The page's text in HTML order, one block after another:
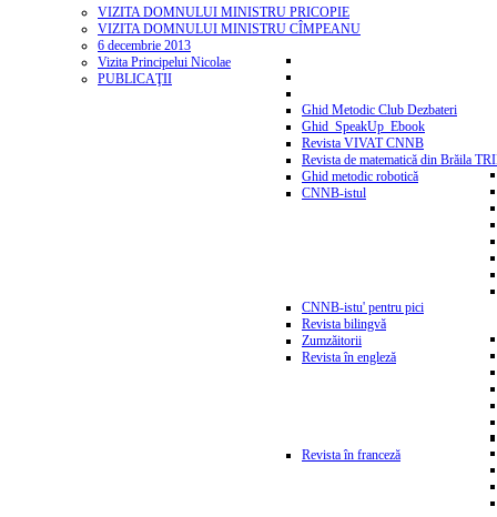
VIZITA DOMNULUI MINISTRU PRICOPIE
VIZITA DOMNULUI MINISTRU CÎMPEANU
6 decembrie 2013
Vizita Principelui Nicolae
PUBLICAŢII
Ghid Metodic Club Dezbateri
Ghid_SpeakUp_Ebook
Revista VIVAT CNNB
Revista de matematică din Brăila
Ghid metodic robotică
CNNB-istul
CNNB-istu' pentru pici
Revista bilingvă
Zumzăitorii
Revista în engleză
Revista în franceză